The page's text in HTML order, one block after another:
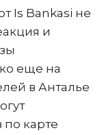
Is Bankasi не
и
еще на
в Анталье
по карте